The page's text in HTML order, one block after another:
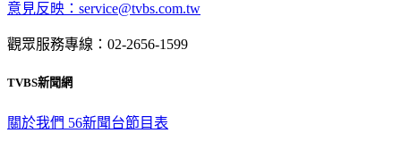
意見反映：service@tvbs.com.tw
觀眾服務專線：02-2656-1599
TVBS新聞網
關於我們 56新聞台節目表